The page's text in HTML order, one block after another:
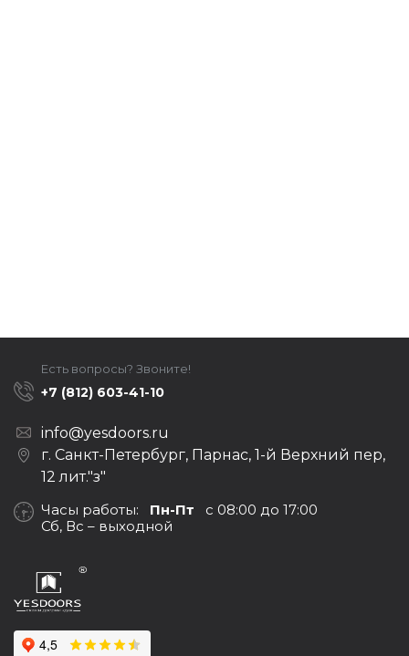
Есть вопросы? Звоните!
+7 (812) 603-41-10
info@yesdoors.ru
г. Санкт-Петербург, Парнас, 1-й Верхний пер,
12 лит."з"
Часы работы: Пн-Пт с 08:00 до 17:00
Сб, Вс – выходной